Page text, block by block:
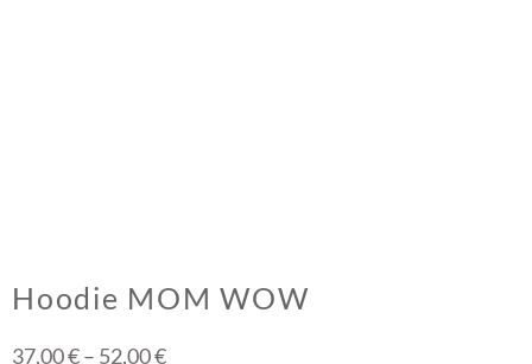
Hoodie MOM WOW
37,00€– 52,00€